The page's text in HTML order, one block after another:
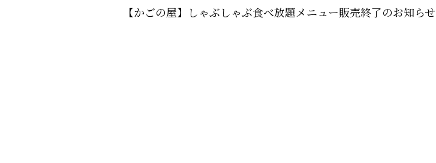
【かごの屋】しゃぶしゃぶ食べ放題メニュー販売終了のお知らせ